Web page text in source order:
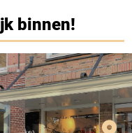
binnen!